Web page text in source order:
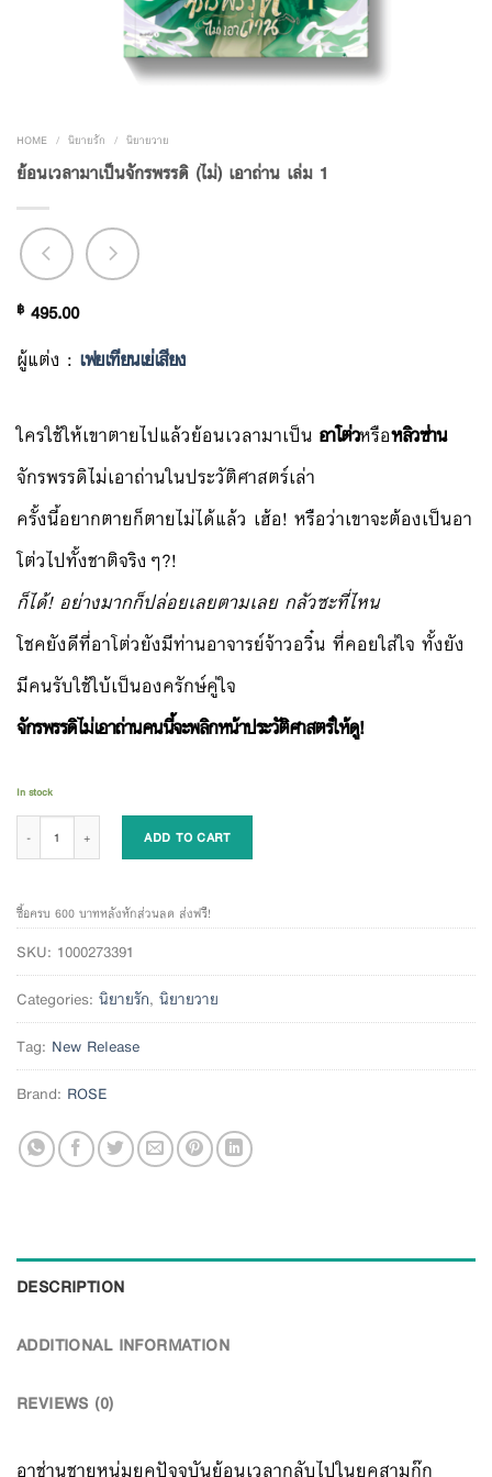
HOME / นิยายรัก / นิยายวาย
ย้อนเวลามาเป็นจักรพรรดิ (ไม่) เอาถ่าน เล่ม 1
฿ 495.00
ผู้แต่ง : เฟยเทียนเย่เสียง
ใครใช้ให้เขาตายไปแล้วย้อนเวลามาเป็น อาโต่วหรือหลิวซ่าน
จักรพรรดิไม่เอาถ่านในประวัติศาสตร์เล่า
ครั้งนี้อยากตายก็ตายไม่ได้แล้ว เฮ้อ! หรือว่าเขาจะต้องเป็นอา
โต่วไปทั้งชาติจริงๆ?!
ก็ได้! อย่างมากก็ปล่อยเลยตามเลย กลัวซะที่ไหน
โชคยังดีที่อาโต่วยังมีท่านอาจารย์จ้าวอวิ๋น ที่คอยใส่ใจ ทั้งยัง
มีคนรับใช้ใบ้เป็นองครักษ์คู่ใจ
จักรพรรดิไม่เอาถ่านคนนี้จะพลิกหน้าประวัติศาสตร์ให้ดู!
In stock
ADD TO CART
ซื้อครบ 600 บาทหลังหักส่วนลด ส่งฟรี!
SKU: 1000273391
Categories: นิยายรัก, นิยายวาย
Tag: New Release
Brand: ROSE
DESCRIPTION
ADDITIONAL INFORMATION
REVIEWS (0)